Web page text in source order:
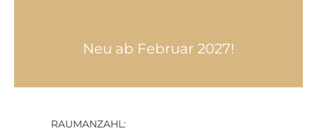
Neu ab Februar 2027!
RAUMANZAHL: